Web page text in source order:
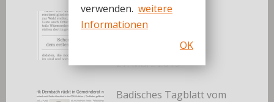
Badische Neueste
Nachrichten vom
27. März 2019
Badisches Tagblatt vom
verwenden. weitere
Informationen
OK